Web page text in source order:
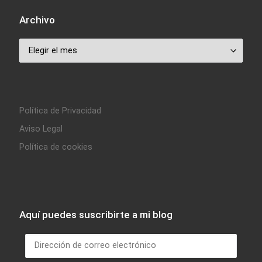
Archivo
Archivo
Política de Privacidad
Aviso Legal
Política de cookies
Aquí puedes suscribirte a mi blog
Dirección de correo electrónico